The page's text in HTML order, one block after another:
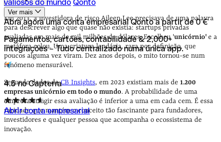
valiosos do mundo Qonto
Ver mais
Abra agora uma conta empresarial Qonto a partir de 0 €
Pagamentos, cartões, contabilidade & 2,000+
integrações – Tudo centralizado numa única app.
4.5 no Capterra
Abrir conta empresarial
Pontos principais O que é uma empresa unicórnio?
é que uma startup se torna unicórnio? Unicórnios
portugueses Unicórnios europeus Os unicórnios mais
valiosos do mundo Qonto
Em 2013, a investidora de risco Aileen Lee precisava de uma palavra
para descrever algo que quase não existia: startups privadas
avaliadas em mais de mil milhões de dólares. Escolheu 'unicórnio'e a
metáfora colou. Uma criatura lendária, rara por definição, que
poucos alguma vez viram. Dez anos depois, o mito tornou-se num
fenómeno mensurável.
Segundo dados daCB Insights, em 2023 existiam mais de 1.200
empresas unicórnio em todo o mundo. A probabilidade de uma
empresa atingir essa avaliação é inferior a uma em cada cem. É essa
raridade que mantém o conceito tão fascinante para fundadores,
investidores e qualquer pessoa que acompanha o ecossistema de
inovação.